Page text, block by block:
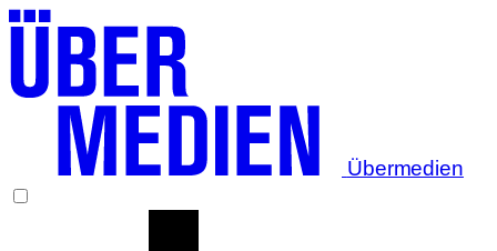
Übermedien